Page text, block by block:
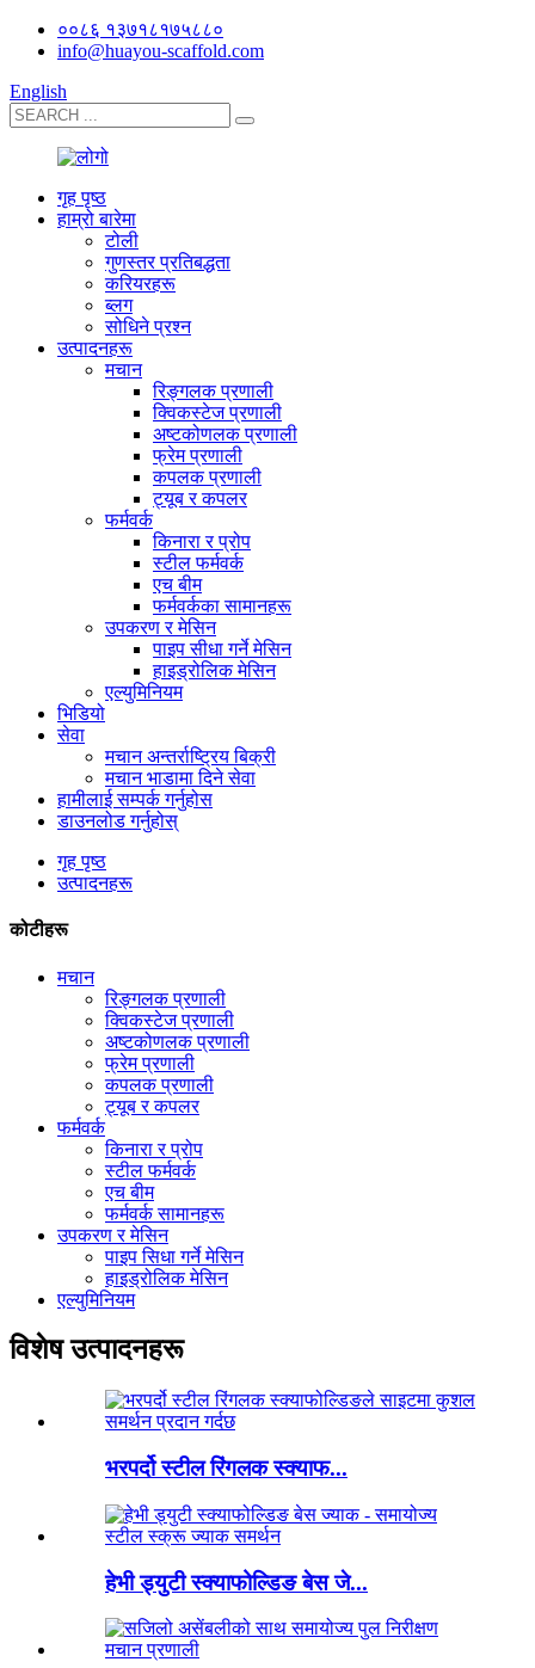
००८६ १३७१८१७५८८०
info@huayou-scaffold.com
English
गृह पृष्ठ
हाम्रो बारेमा
टोली
गुणस्तर प्रतिबद्धता
करियरहरू
ब्लग
सोधिने प्रश्न
उत्पादनहरू
मचान
रिङ्गलक प्रणाली
क्विकस्टेज प्रणाली
अष्टकोणलक प्रणाली
फ्रेम प्रणाली
कपलक प्रणाली
ट्यूब र कपलर
फर्मवर्क
किनारा र प्रोप
स्टील फर्मवर्क
एच बीम
फर्मवर्कका सामानहरू
उपकरण र मेसिन
पाइप सीधा गर्ने मेसिन
हाइड्रोलिक मेसिन
एल्युमिनियम
भिडियो
सेवा
मचान अन्तर्राष्ट्रिय बिक्री
मचान भाडामा दिने सेवा
हामीलाई सम्पर्क गर्नुहोस
डाउनलोड गर्नुहोस्
गृह पृष्ठ
उत्पादनहरू
कोटीहरू
मचान
रिङ्गलक प्रणाली
क्विकस्टेज प्रणाली
अष्टकोणलक प्रणाली
फ्रेम प्रणाली
कपलक प्रणाली
ट्यूब र कपलर
फर्मवर्क
किनारा र प्रोप
स्टील फर्मवर्क
एच बीम
फर्मवर्क सामानहरू
उपकरण र मेसिन
पाइप सिधा गर्ने मेसिन
हाइड्रोलिक मेसिन
एल्युमिनियम
विशेष उत्पादनहरू
भरपर्दो स्टील रिंगलक स्क्याफ...
हेभी ड्युटी स्क्याफोल्डिङ बेस जे...